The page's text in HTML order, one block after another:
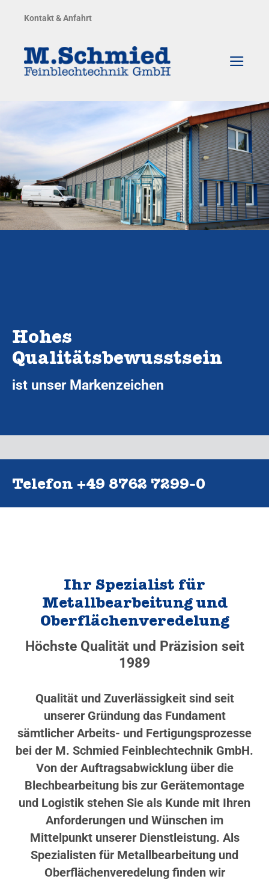
Inhalt
Kontakt & Anfahrt
Hohes
Qualitätsbewusstsein
ist unser Markenzeichen
Telefon +49 8762 7299‑0
Ihr Spezialist für
Metallbearbeitung und
Oberflächenveredelung
Höchste Qualität und Präzision seit
1989
Qualität und Zuverlässigkeit sind seit
unserer Gründung das Fundament
sämtlicher Arbeits- und Fertigungsprozesse
bei der M. Schmied Feinblechtechnik GmbH.
Von der Auftragsabwicklung über die
Blechbearbeitung bis zur Gerätemontage
und Logistik stehen Sie als Kunde mit Ihren
Anforderungen und Wünschen im
Mittelpunkt unserer Dienstleistung. Als
Spezialisten für Metallbearbeitung und
Oberflächenveredelung finden wir